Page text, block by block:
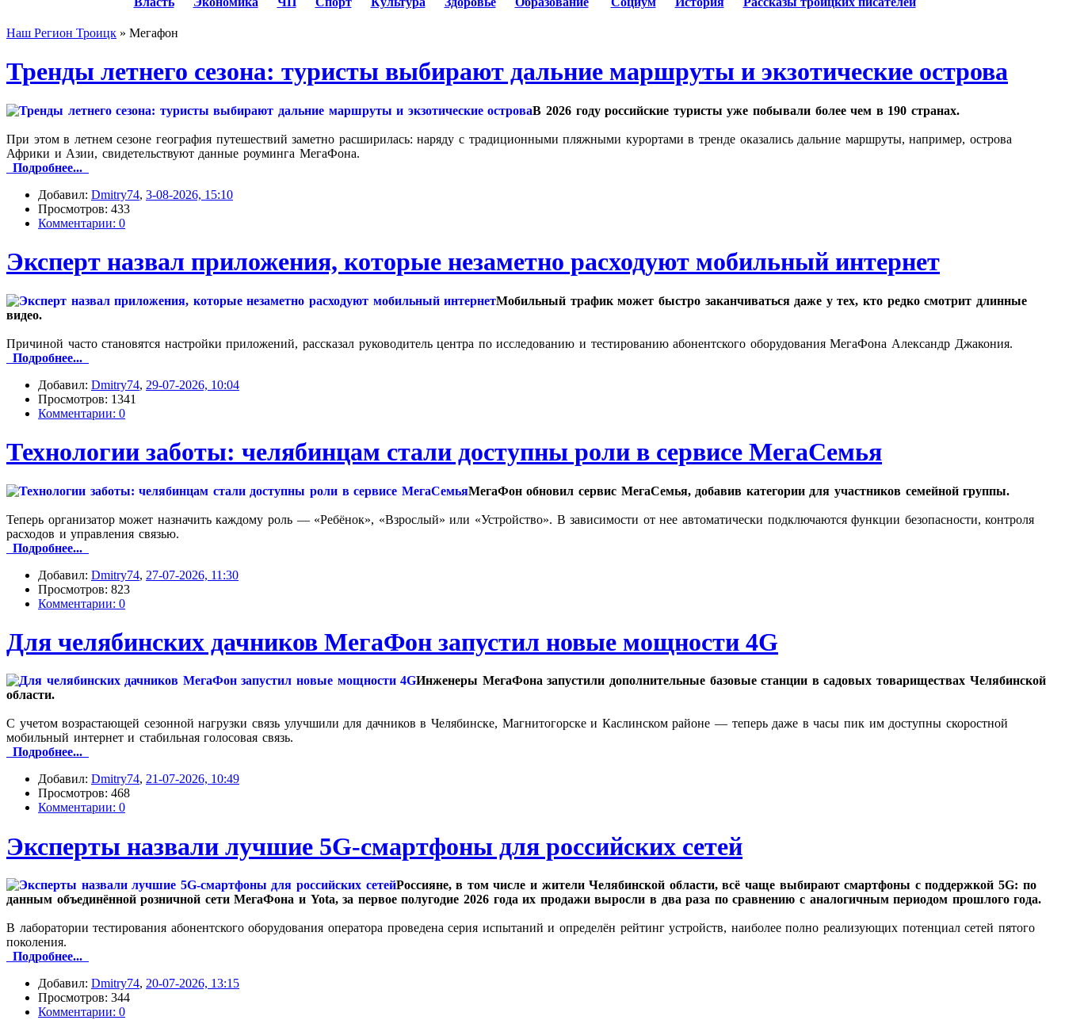
Наш Регион Троицк » Мегафон
Тренды летнего сезона: туристы выбирают дальние маршруты и экзотические острова
В 2026 году российские туристы уже побывали более чем в 190 странах.
При этом в летнем сезоне география путешествий заметно расширилась: наряду с традиционными пляжными курортами в тренде оказались дальние маршруты, например, острова
Африки и Азии, свидетельствуют данные роуминга МегаФона.
Подробнее...
Добавил: Dmitry74, 3-08-2026, 15:10
Просмотров: 433
Комментарии: 0
Эксперт назвал приложения, которые незаметно расходуют мобильный интернет
Мобильный трафик может быстро заканчиваться даже у тех, кто редко смотрит длинные
видео.
Причиной часто становятся настройки приложений, рассказал руководитель центра по исследованию и тестированию абонентского оборудования МегаФона Александр Джакония.
Подробнее...
Добавил: Dmitry74, 29-07-2026, 10:04
Просмотров: 1341
Комментарии: 0
Технологии заботы: челябинцам стали доступны роли в сервисе МегаСемья
МегаФон обновил сервис МегаСемья, добавив категории для участников семейной группы.
Теперь организатор может назначить каждому роль — «Ребёнок», «Взрослый» или «Устройство». В зависимости от нее автоматически подключаются функции безопасности, контроля
расходов и управления связью.
Подробнее...
Добавил: Dmitry74, 27-07-2026, 11:30
Просмотров: 823
Комментарии: 0
Для челябинских дачников МегаФон запустил новые мощности 4G
Инженеры МегаФона запустили дополнительные базовые станции в садовых товариществах Челябинской
области.
С учетом возрастающей сезонной нагрузки связь улучшили для дачников в Челябинске, Магнитогорске и Каслинском районе — теперь даже в часы пик им доступны скоростной
мобильный интернет и стабильная голосовая связь.
Подробнее...
Добавил: Dmitry74, 21-07-2026, 10:49
Просмотров: 468
Комментарии: 0
Эксперты назвали лучшие 5G-смартфоны для российских сетей
Россияне, в том числе и жители Челябинской области, всё чаще выбирают смартфоны с поддержкой 5G: по
данным объединённой розничной сети МегаФона и Yota, за первое полугодие 2026 года их продажи выросли в два раза по сравнению с аналогичным периодом прошлого года.
В лаборатории тестирования абонентского оборудования оператора проведена серия испытаний и определён рейтинг устройств, наиболее полно реализующих потенциал сетей пятого
поколения.
Подробнее...
Добавил: Dmitry74, 20-07-2026, 13:15
Просмотров: 344
Комментарии: 0